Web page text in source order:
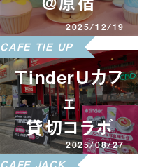
2025/12/19
CAFE JACK
CAFE TIE UP
2025/08/27
TinderUカフ
ェ
貸切コラボ